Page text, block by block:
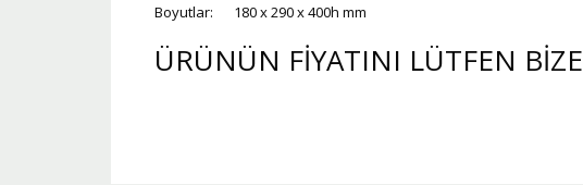
Boyutlar:
180 x 290 x 400h mm
ÜRÜNÜN FİYATINI LÜTFEN BİZE